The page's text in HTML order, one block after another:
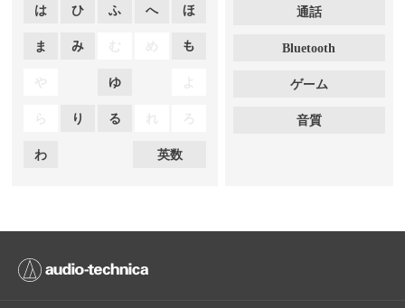
は ひ ふ へ ほ
ま み も
ゆ
り る
わ 英数
通話
Bluetooth
ゲーム
音質